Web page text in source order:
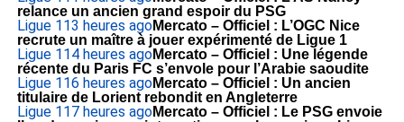
relance un ancien grand espoir du PSG
Ligue 113 heures agoMercato – Officiel : L’OGC Nice
recrute un maître à jouer expérimenté de Ligue 1
Ligue 114 heures agoMercato – Officiel : Une légende
récente du Paris FC s’envole pour l’Arabie saoudite
Ligue 116 heures agoMercato – Officiel : Un ancien
titulaire de Lorient rebondit en Angleterre
Ligue 117 heures agoMercato – Officiel : Le PSG envoie